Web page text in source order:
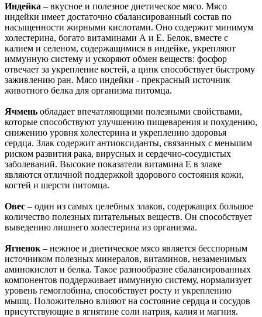
Индейка – вкусное и полезное диетическое мясо. Мясо
индейки имеет достаточно сбалансированный состав по
насыщенности жирными кислотами. Оно содержит минимум
холестерина, богато витаминами А и Е. Белок, вместе с
калием и селеном, содержащимися в индейке, укрепляют
иммунную систему и ускоряют обмен веществ: фосфор
отвечает за укрепление костей, а цинк способствует быстрому
заживлению ран. Мясо индейки - прекрасный источник
животного белка для организма питомца.
Ячмень обладает впечатляющими полезными свойствами,
которые способствуют улучшению пищеварения и похудению,
снижению уровня холестерина и укреплению здоровья
сердца. Злак содержит антиоксиданты, связанных с меньшим
риском развития рака, вирусных и сердечно-сосудистых
заболеваний. Высокие показатели витамина Е в злаке
являются отличной поддержкой здорового состояния кожи,
когтей и шерсти питомца.
Овес – один из самых целебных злаков, содержащих большое
количество полезных питательных веществ. Он способствует
выведению лишнего холестерина из организма.
Ягненок – нежное и диетическое мясо является бесспорным
источником полезных минералов, витаминов, незаменимых
аминокислот и белка. Такое разнообразие сбалансированных
компонентов поддерживает иммунную систему, нормализует
уровень гемоглобина, способствует росту и укреплению
мышц. Положительно влияют на состояние сердца и сосудов
присутствующие в ягнятине соли натрия, калия и магния.